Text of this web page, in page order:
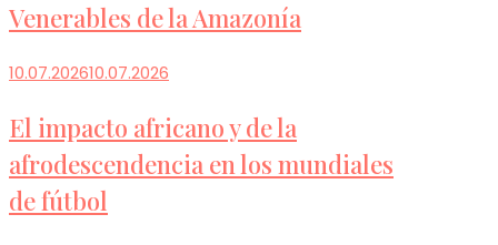
Venerables de la Amazonía
10.07.202610.07.2026
El impacto africano y de la
afrodescendencia en los mundiales
de fútbol